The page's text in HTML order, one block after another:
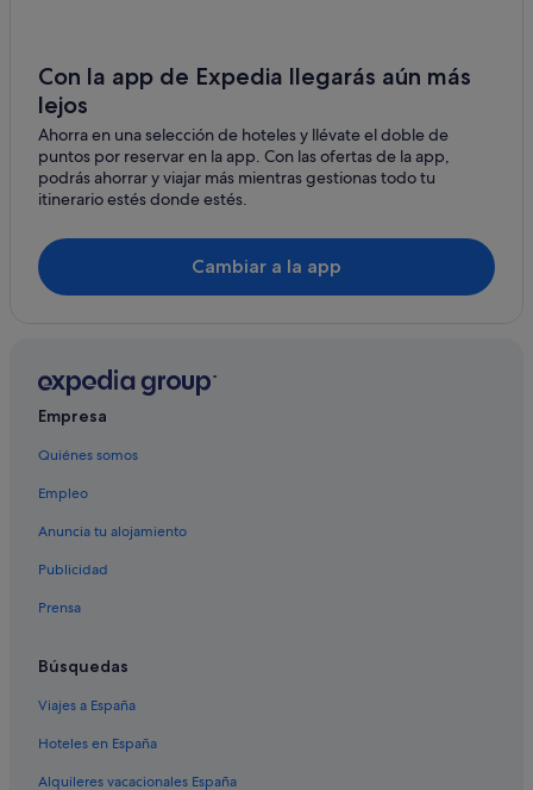
Con la app de Expedia llegarás aún más
lejos
Ahorra en una selección de hoteles y llévate el doble de
puntos por reservar en la app. Con las ofertas de la app,
podrás ahorrar y viajar más mientras gestionas todo tu
itinerario estés donde estés.
Cambiar a la app
Empresa
Quiénes somos
Empleo
Anuncia tu alojamiento
Publicidad
Prensa
Búsquedas
Viajes a España
Hoteles en España
Alquileres vacacionales España